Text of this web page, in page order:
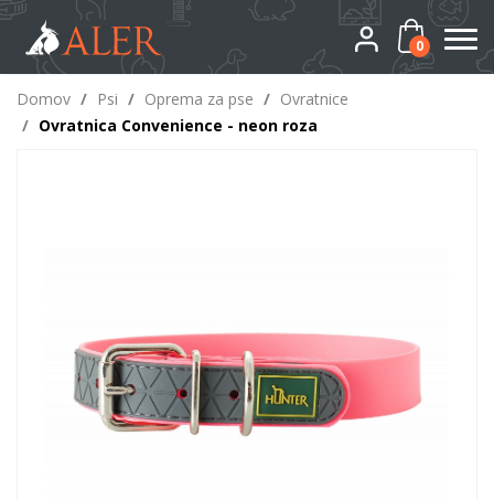
0
Domov / Psi / Oprema za pse / Ovratnice
/ Ovratnica Convenience - neon roza